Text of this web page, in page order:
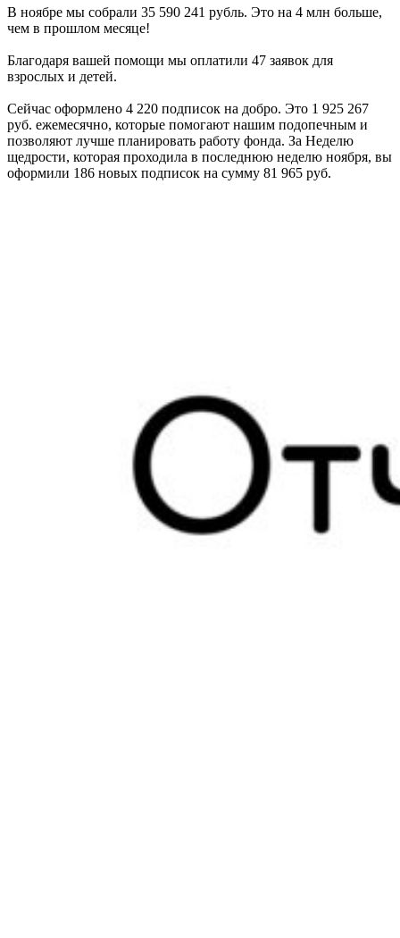
В ноябре мы собрали 35 590 241 рубль. Это на 4 млн больше,
чем в прошлом месяце!
Благодаря вашей помощи мы оплатили 47 заявок для
взрослых и детей.
Сейчас оформлено 4 220 подписок на добро. Это 1 925 267
руб. ежемесячно, которые помогают нашим подопечным и
позволяют лучше планировать работу фонда. За Неделю
щедрости, которая проходила в последнюю неделю ноября, вы
оформили 186 новых подписок на сумму 81 965 руб.